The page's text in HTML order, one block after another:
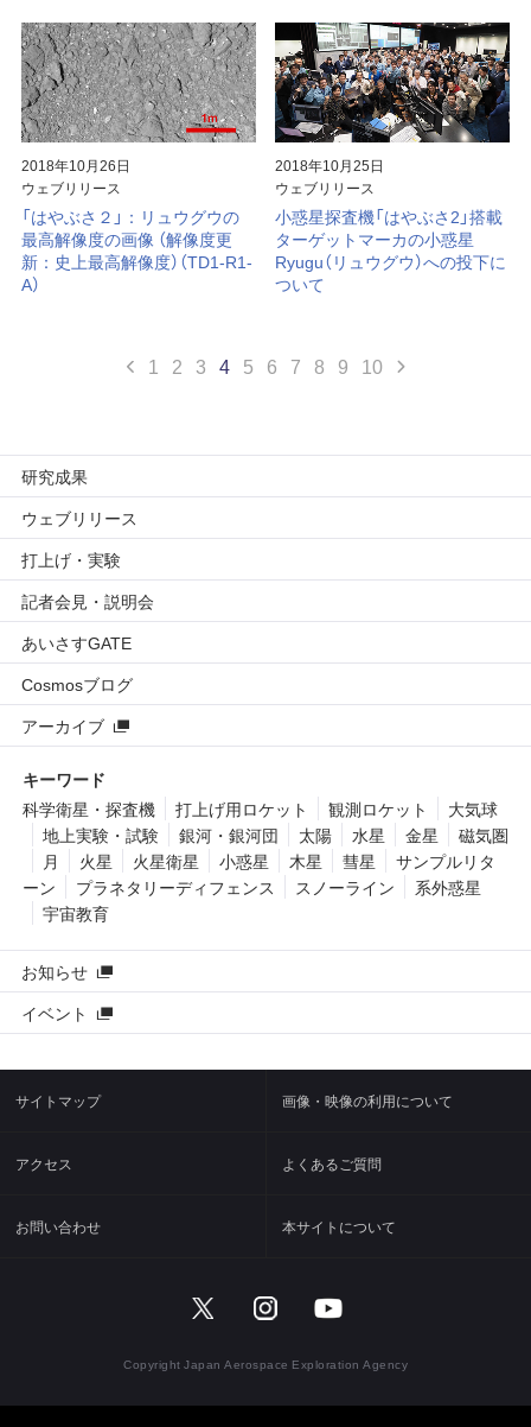
2018年10月26日
ウェブリリース
「はやぶさ２」：リュウグウの
最高解像度の画像 （解像度更
新：史上最高解像度）（TD1-R1-
A）
2018年10月25日
ウェブリリース
小惑星探査機「はやぶさ2」搭載
ターゲットマーカの小惑星
Ryugu（リュウグウ）への投下に
ついて
1 2 3 4 5 6 7 8 9 10
研究成果
ウェブリリース
打上げ・実験
記者会見・説明会
あいさすGATE
Cosmosブログ
アーカイブ
キーワード
科学衛星・探査機
打上げ用ロケット 観測ロケット
大気球
地上実験・試験
銀河・銀河団 太陽 水星 金星
磁気圏
月
火星 火星衛星 小惑星 木星 彗星
サンプルリタ
ーン
プラネタリーディフェンス スノーライン
系外惑星
宇宙教育
お知らせ
イベント
サイトマップ 画像・映像の利用について
アクセス よくあるご質問
お問い合わせ 本サイトについて
Copyright Japan Aerospace Exploration Agency